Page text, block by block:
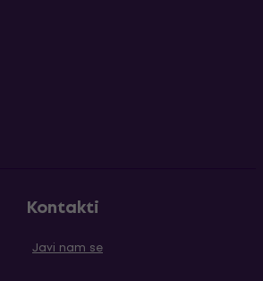
Kontakti
Javi nam se